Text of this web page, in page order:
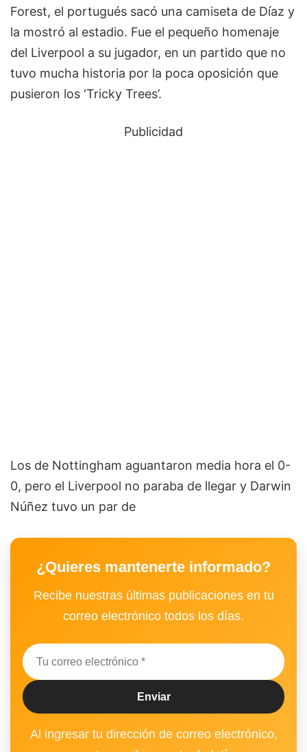
Forest, el portugués sacó una camiseta de Díaz y
la mostró al estadio. Fue el pequeño homenaje
del Liverpool a su jugador, en un partido que no
tuvo mucha historia por la poca oposición que
pusieron los ‘Tricky Trees’.
Publicidad
Los de Nottingham aguantaron media hora el 0-
0, pero el Liverpool no paraba de llegar y Darwin
Núñez tuvo un par de
¿Quieres mantenerte informado?
Recibe nuestras últimas publicaciones en tu
correo electrónico todos los días.
Al ingresar tu dirección de correo electrónico,